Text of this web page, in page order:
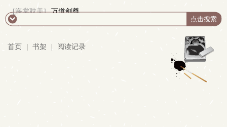
多
[海棠耽美] 万道剑尊
首页 书架 阅读记录